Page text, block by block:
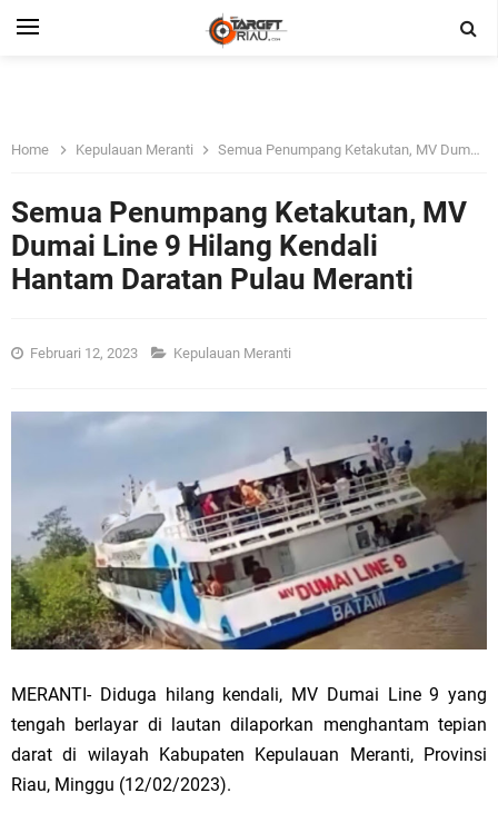
Home Kepulauan Meranti Semua Penumpang Ketakutan, MV Dumai Line 9 Hilang Kendali Hantam Daratan Pulau Meranti
Semua Penumpang Ketakutan, MV
Dumai Line 9 Hilang Kendali
Hantam Daratan Pulau Meranti
Februari 12, 2023 Kepulauan Meranti
MERANTI- Diduga hilang kendali, MV Dumai Line 9 yang
tengah berlayar di lautan dilaporkan menghantam tepian
darat di wilayah Kabupaten Kepulauan Meranti, Provinsi
Riau, Minggu (12/02/2023).